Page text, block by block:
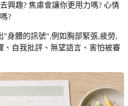
興趣? 焦慮會讓你更用力嗎? 心情
?
"身體的訊號",例如胸部緊張,疲勞,
、自我批評、無望語言、害怕被審